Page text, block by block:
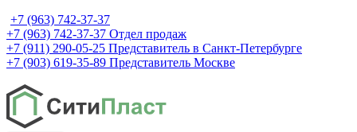
+7 (963) 742-37-37
+7 (963) 742-37-37 Отдел продаж
+7 (911) 290-05-25 Представитель в Санкт-Петербурге
+7 (903) 619-35-89 Представитель Москве